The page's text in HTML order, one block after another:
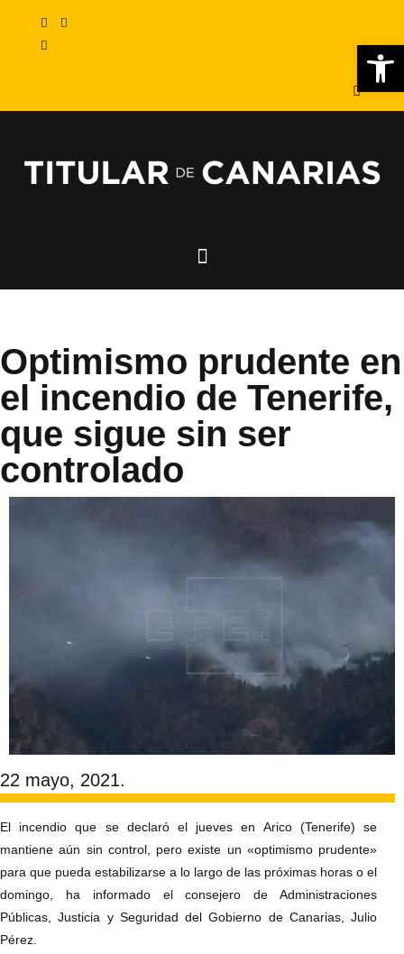
Optimismo prudente en
el incendio de Tenerife,
que sigue sin ser
controlado
22 mayo, 2021.
El incendio que se declaró el jueves en Arico (Tenerife) se
mantiene aún sin control, pero existe un «optimismo prudente»
para que pueda estabilizarse a lo largo de las próximas horas o el
domingo, ha informado el consejero de Administraciones
Públicas, Justicia y Seguridad del Gobierno de Canarias, Julio
Pérez.